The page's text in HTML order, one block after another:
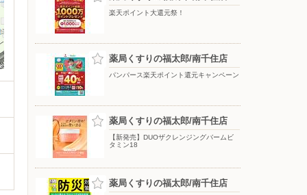
楽天ポイント大還元祭！
薬局くすりの福太郎/南千住店
パンパース楽天ポイント還元キャンペーン
薬局くすりの福太郎/南千住店
【新発売】DUOザクレンジングバームビ
タミン18
薬局くすりの福太郎/南千住店